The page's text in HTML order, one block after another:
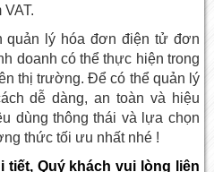
lý hóa đơn điện tử đơn
doanh có thể thực hiện trong
thị trường. Để có thể quản lý
dễ dàng, an toàn và hiệu
dùng thông thái và lựa chọn
thức tối ưu nhất nhé !
tiết, Quý khách vui lòng liên